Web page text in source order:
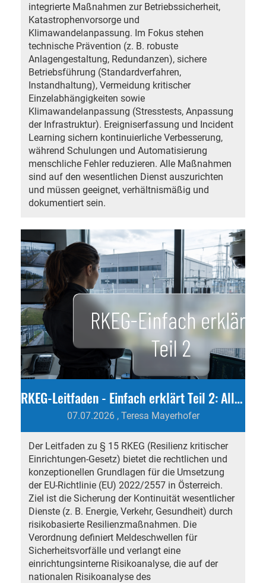
integrierte Maßnahmen zur Betriebssicherheit,
Katastrophenvorsorge und
Klimawandelanpassung. Im Fokus stehen
technische Prävention (z. B. robuste
Anlagengestaltung, Redundanzen), sichere
Betriebsführung (Standardverfahren,
Instandhaltung), Vermeidung kritischer
Einzelabhängigkeiten sowie
Klimawandelanpassung (Stresstests, Anpassung
der Infrastruktur). Ereigniserfassung und Incident
Learning sichern kontinuierliche Verbesserung,
während Schulungen und Automatisierung
menschliche Fehler reduzieren. Alle Maßnahmen
sind auf den wesentlichen Dienst auszurichten
und müssen geeignet, verhältnismäßig und
dokumentiert sein.
RKEG-Leitfaden - Einfach erklärt Teil 2: Allgemeine Grundlagen und Anwendung
07.07.2026, Teresa Mayerhofer
Der Leitfaden zu § 15 RKEG (Resilienz kritischer
Einrichtungen-Gesetz) bietet die rechtlichen und
konzeptionellen Grundlagen für die Umsetzung
der EU-Richtlinie (EU) 2022/2557 in Österreich.
Ziel ist die Sicherung der Kontinuität wesentlicher
Dienste (z. B. Energie, Verkehr, Gesundheit) durch
risikobasierte Resilienzmaßnahmen. Die
Verordnung definiert Meldeschwellen für
Sicherheitsvorfälle und verlangt eine
einrichtungsinterne Risikoanalyse, die auf der
nationalen Risikoanalyse des